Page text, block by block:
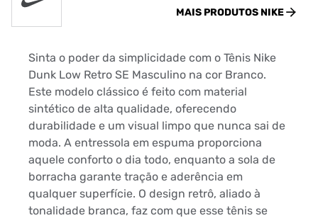
MAIS PRODUTOS NIKE
Sinta o poder da simplicidade com o Tênis Nike
Dunk Low Retro SE Masculino na cor Branco.
Este modelo clássico é feito com material
sintético de alta qualidade, oferecendo
durabilidade e um visual limpo que nunca sai de
moda. A entressola em espuma proporciona
aquele conforto o dia todo, enquanto a sola de
borracha garante tração e aderência em
qualquer superfície. O design retrô, aliado à
tonalidade branca, faz com que esse tênis se